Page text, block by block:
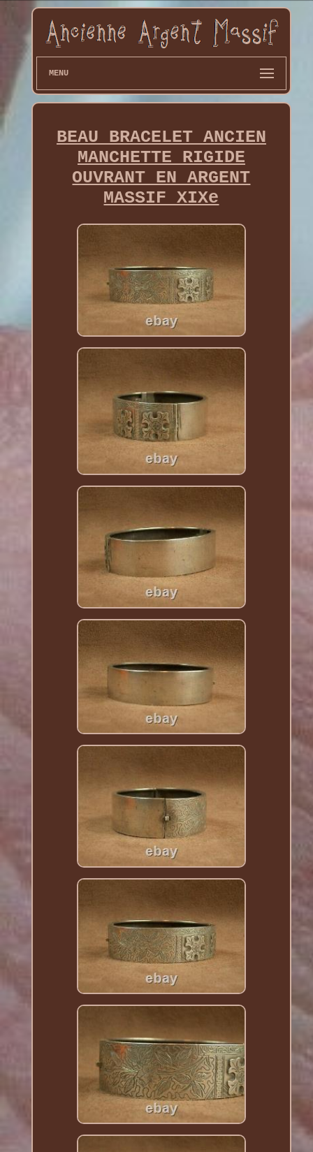
MENU
BEAU BRACELET ANCIEN
MANCHETTE RIGIDE
OUVRANT EN ARGENT
MASSIF XIXe